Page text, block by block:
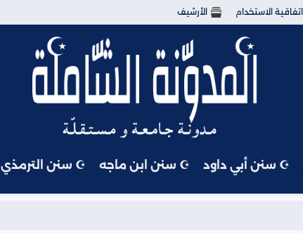
اتفاقية الاستخدام الأرشيف
☪ سنن أبي داود ☪ سنن ابن ماجه ☪ سنن الترمذي